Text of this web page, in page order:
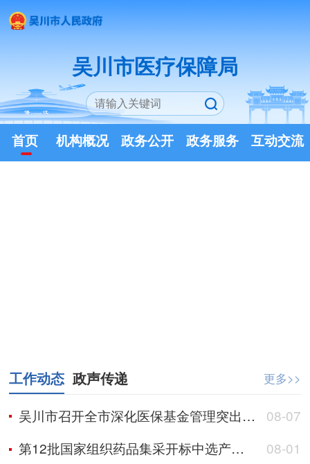
吴川市医疗保障局
首页 机构概况 政务公开 政务服务 互动交流
工作动态 政声传递 更多>>
吴川市召开全市深化医保基金管理突出问题整治工作推进会
08-07
第12批国家组织药品集采开标中选产品丰富多元
08-01